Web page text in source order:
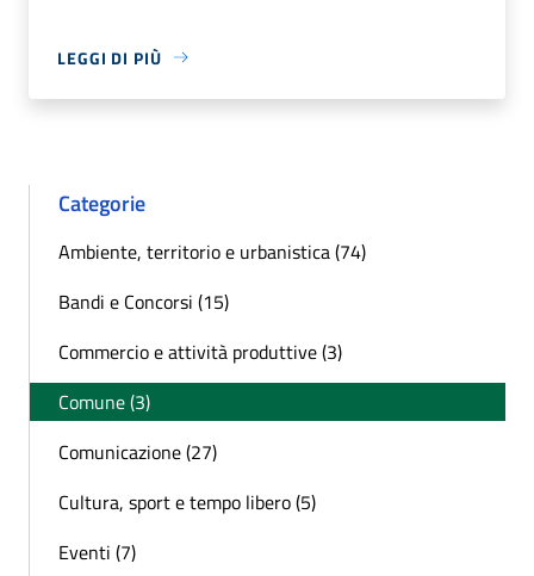
LEGGI DI PIÙ
Categorie
Ambiente, territorio e urbanistica (74)
Bandi e Concorsi (15)
Commercio e attività produttive (3)
Comune (3)
Comunicazione (27)
Cultura, sport e tempo libero (5)
Eventi (7)